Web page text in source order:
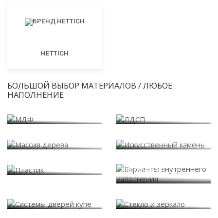
HETTICH
БОЛЬШОЙ ВЫБОР МАТЕРИАЛОВ / ЛЮБОЕ
НАПОЛНЕНИЕ
наполнения